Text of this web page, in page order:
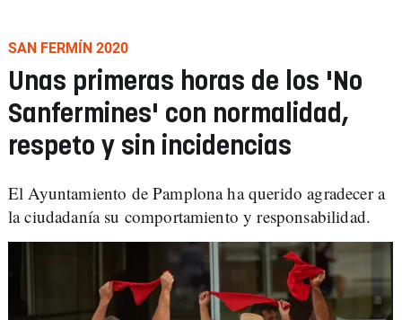
SAN FERMÍN 2020
Unas primeras horas de los 'No
Sanfermines' con normalidad,
respeto y sin incidencias
El Ayuntamiento de Pamplona ha querido agradecer a
la ciudadanía su comportamiento y responsabilidad.